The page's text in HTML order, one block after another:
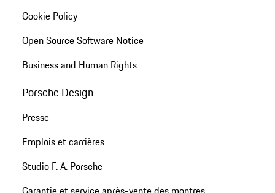
Cookie Policy
Open Source Software Notice
Business and Human Rights
Porsche Design
Presse
Emplois et carrières
Studio F. A. Porsche